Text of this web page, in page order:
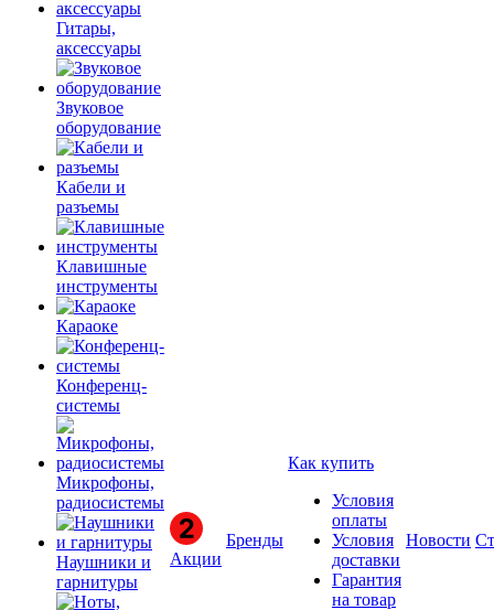
Гитары,
аксессуары
Звуковое
оборудование
Кабели и
разъемы
Клавишные
инструменты
Караоке
Конференц-
системы
Микрофоны,
радиосистемы
Наушники и
гарнитуры
Акции
Бренды
Как купить
Условия
оплаты
Условия
доставки
Гарантия
на товар
Новости